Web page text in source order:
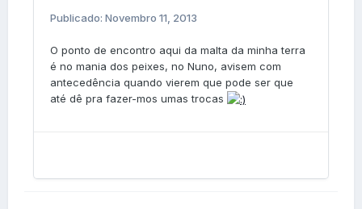
Publicado: Novembro 11, 2013
O ponto de encontro aqui da malta da minha terra
é no mania dos peixes, no Nuno, avisem com
antecedência quando vierem que pode ser que
até dê pra fazer-mos umas trocas